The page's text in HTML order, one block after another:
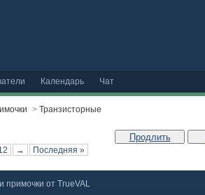
Календарь Чат
> Транзисторные
Продлить
→ Последняя »
примочки от TrueVAL